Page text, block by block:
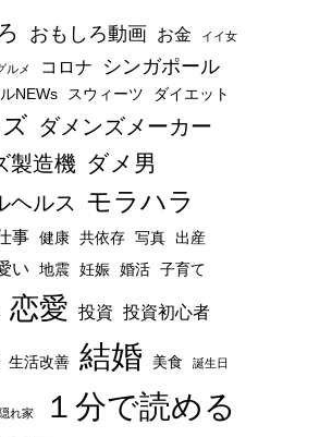
おもしろ動画 お金 イイ女
ルメ コロナ シンガポール
NEWs スウィーツ ダイエット
ダメンズメーカー
製造機 ダメ男
ヘルス モラハラ
事 健康 共依存 写真 出産
い 地震 妊娠 婚活 子育て
恋愛 投資 投資初心者
生活改善 結婚 美食 誕生日
れ家
１分で読める